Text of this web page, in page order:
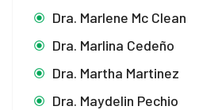
Dra. Marlene Mc Clean
Dra. Marlina Cedeño
Dra. Martha Martinez
Dra. Maydelin Pechio